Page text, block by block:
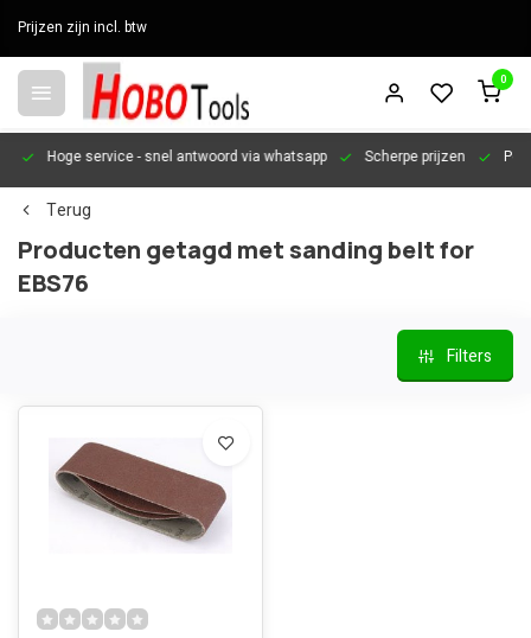
Prijzen zijn incl. btw
0
Hoge service- snel antwoord via whatsapp Scherpe prijzen
Terug
Producten getagd met sanding belt for
EBS76
Filters